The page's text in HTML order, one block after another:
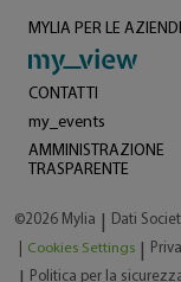
MYLIA PER LE
CONTATTI
my_events
AMMINISTRAZIONE
TRASPARENTE
©2026 Mylia Dati
Cookies Settings
Politica per la